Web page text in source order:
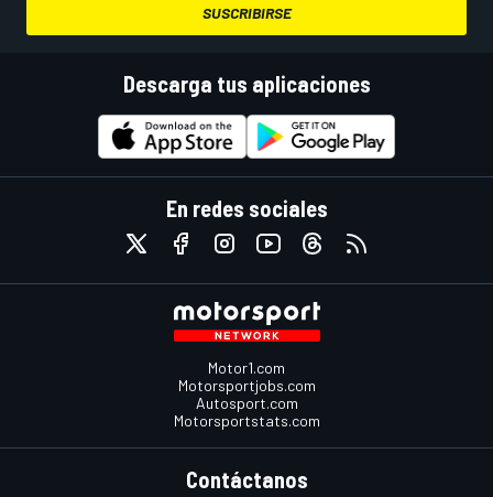
SUSCRIBIRSE
Descarga tus aplicaciones
En redes sociales
Motor1.com
Motorsportjobs.com
Autosport.com
Motorsportstats.com
Contáctanos